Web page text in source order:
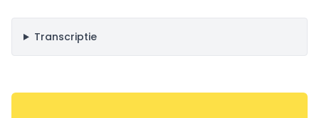
Transcriptie